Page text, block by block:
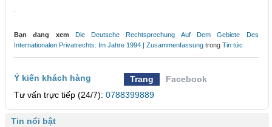
Bạn đang xem
Die Deutsche Rechtsprechung Auf Dem Gebiete Des
Internationalen Privatrechts: Im Jahre 1994 | Zusammenfassung trong Tin tức
Ý kiến khách hàng Trang
Facebook
Tư vấn trực tiếp (24/7): 0788399889
Tin nổi bật